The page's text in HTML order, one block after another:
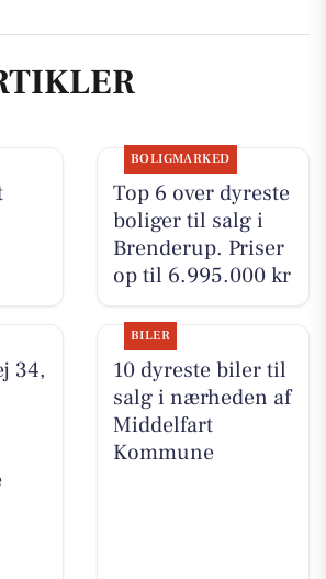
BOLIGMARKED
Top 6 over dyreste
boliger til salg i
Brenderup. Priser
op til 6.995.000 kr
34,
BILER
10 dyreste biler til
salg i nærheden af
Middelfart
Kommune